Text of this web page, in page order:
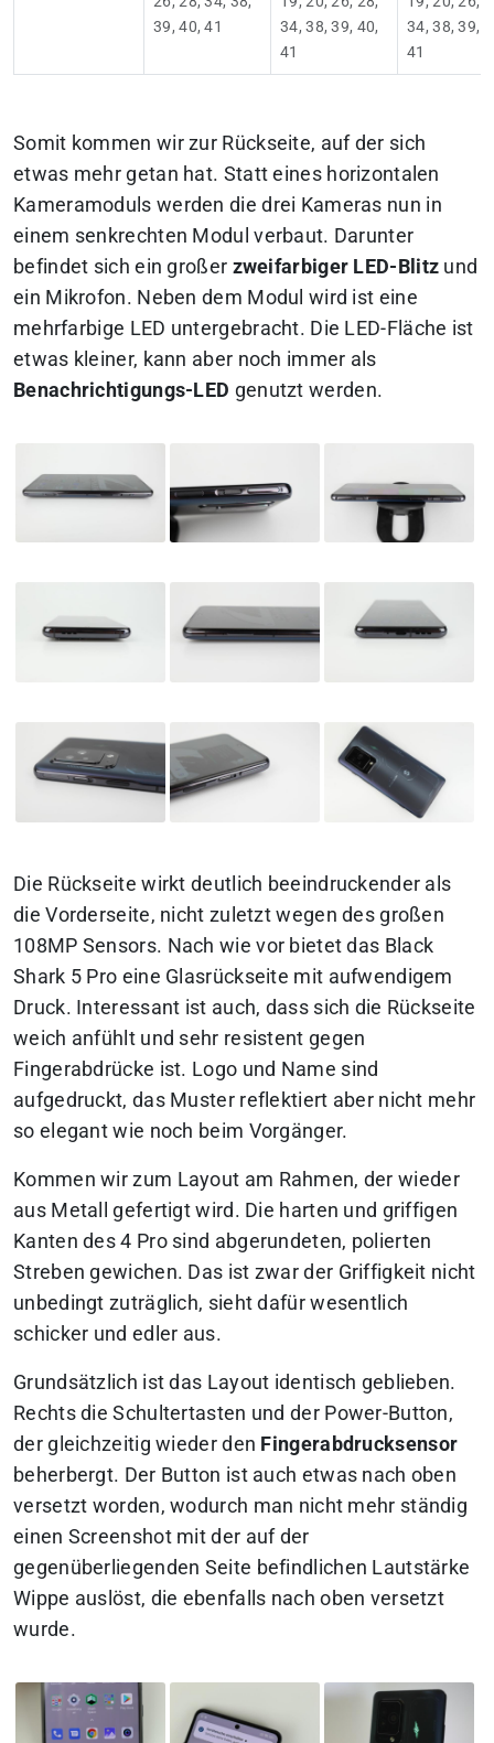
39, 40, 41
34, 38, 39, 40,
41
34, 38, 39,
41
Somit kommen wir zur Rückseite, auf der sich
etwas mehr getan hat. Statt eines horizontalen
Kameramoduls werden die drei Kameras nun in
einem senkrechten Modul verbaut. Darunter
befindet sich ein großer zweifarbiger LED-Blitz und
ein Mikrofon. Neben dem Modul wird ist eine
mehrfarbige LED untergebracht. Die LED-Fläche ist
etwas kleiner, kann aber noch immer als
Benachrichtigungs-LED genutzt werden.
Die Rückseite wirkt deutlich beeindruckender als
die Vorderseite, nicht zuletzt wegen des großen
108MP Sensors. Nach wie vor bietet das Black
Shark 5 Pro eine Glasrückseite mit aufwendigem
Druck. Interessant ist auch, dass sich die Rückseite
weich anfühlt und sehr resistent gegen
Fingerabdrücke ist. Logo und Name sind
aufgedruckt, das Muster reflektiert aber nicht mehr
so elegant wie noch beim Vorgänger.
Kommen wir zum Layout am Rahmen, der wieder
aus Metall gefertigt wird. Die harten und griffigen
Kanten des 4 Pro sind abgerundeten, polierten
Streben gewichen. Das ist zwar der Griffigkeit nicht
unbedingt zuträglich, sieht dafür wesentlich
schicker und edler aus.
Grundsätzlich ist das Layout identisch geblieben.
Rechts die Schultertasten und der Power-Button,
der gleichzeitig wieder den Fingerabdrucksensor
beherbergt. Der Button ist auch etwas nach oben
versetzt worden, wodurch man nicht mehr ständig
einen Screenshot mit der auf der
gegenüberliegenden Seite befindlichen Lautstärke
Wippe auslöst, die ebenfalls nach oben versetzt
wurde.